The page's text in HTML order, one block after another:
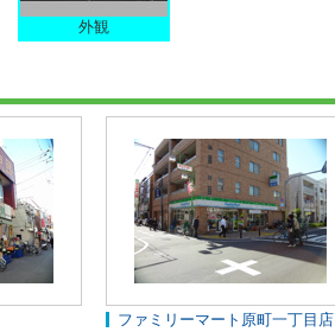
外観
ファミリーマート原町一丁目店